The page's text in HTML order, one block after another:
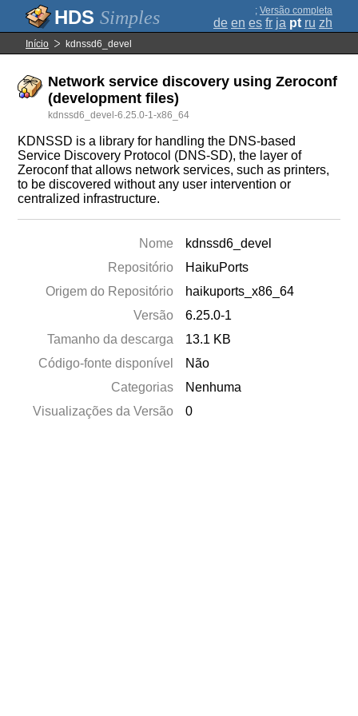
Simples ; Versão completa
de en es fr ja pt ru zh
Início kdnssd6_devel
Network service discovery using Zeroconf
(development files)
kdnssd6_devel-6.25.0-1-x86_64
KDNSSD is a library for handling the DNS-based
Service Discovery Protocol (DNS-SD), the layer of
Zeroconf that allows network services, such as printers,
to be discovered without any user intervention or
centralized infrastructure.
Nome
kdnssd6_devel
Repositório
HaikuPorts
Origem do Repositório
haikuports_x86_64
Versão
6.25.0-1
Tamanho da descarga
13.1 KB
Código-fonte disponível
Não
Categorias
Nenhuma
Visualizações da Versão
0